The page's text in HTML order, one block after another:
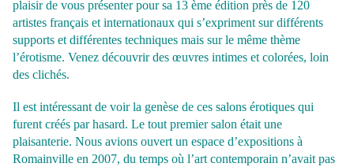
plaisir de vous présenter pour sa 13 ème édition près de 120
artistes français et internationaux qui s’expriment sur différents
supports et différentes techniques mais sur le même thème
l’érotisme. Venez découvrir des œuvres intimes et colorées, loin
des clichés.
Il est intéressant de voir la genèse de ces salons érotiques qui
furent créés par hasard. Le tout premier salon était une
plaisanterie. Nous avions ouvert un espace d’expositions à
Romainville en 2007, du temps où l’art contemporain n’avait pas